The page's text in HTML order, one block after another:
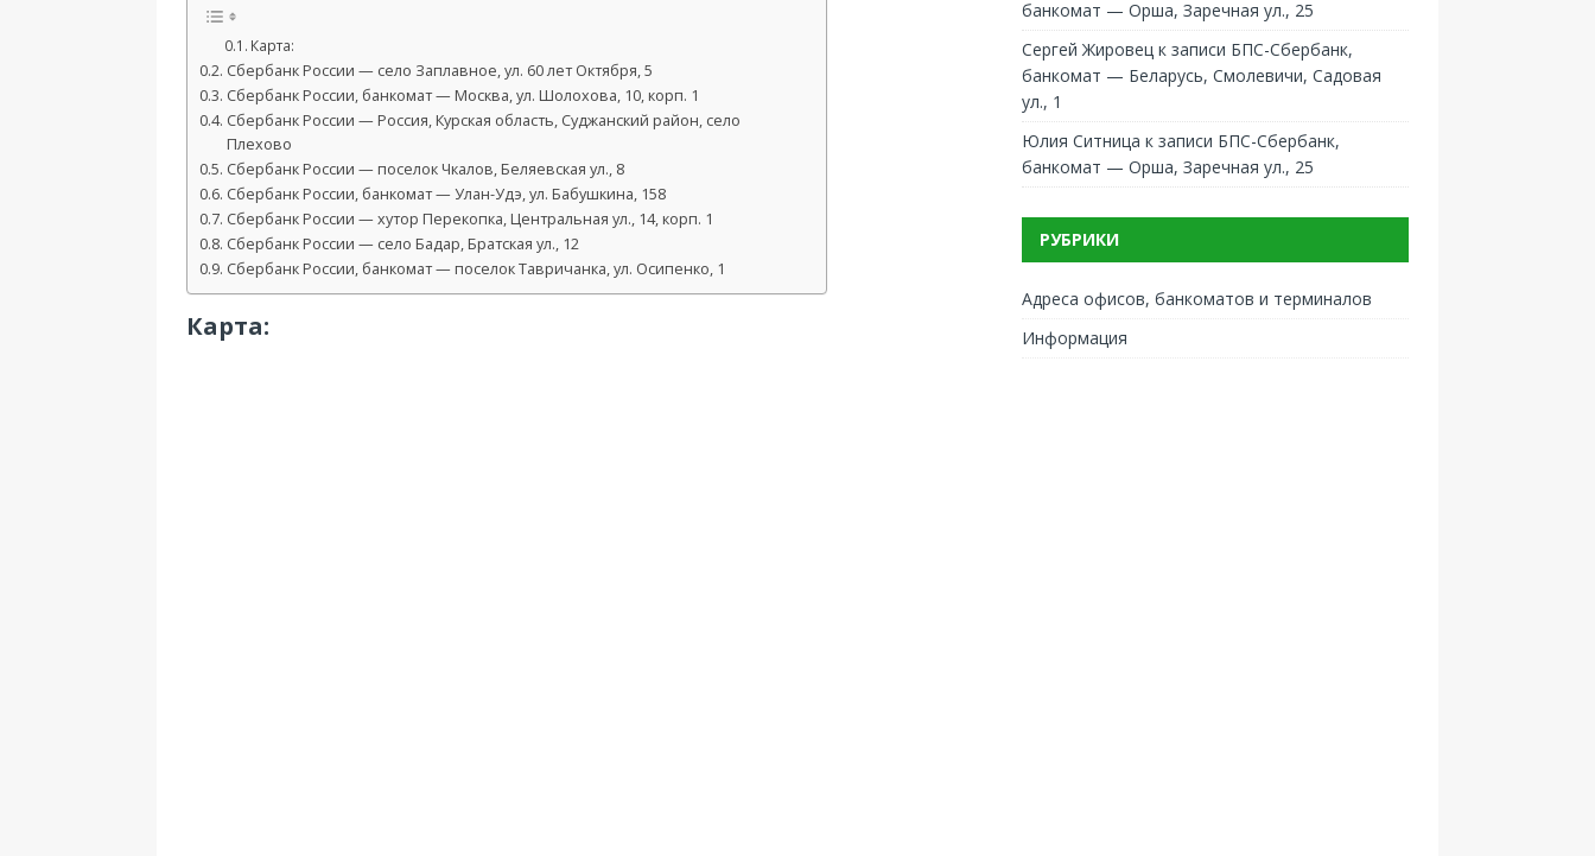
Карта:
Сбербанк России — село Заплавное, ул. 60 лет Октября, 5
Сбербанк России, банкомат — Москва, ул. Шолохова, 10, корп. 1
Сбербанк России — Россия, Курская область, Суджанский район, село
Плехово
Сбербанк России — поселок Чкалов, Беляевская ул., 8
Сбербанк России, банкомат — Улан-Удэ, ул. Бабушкина, 158
Сбербанк России — хутор Перекопка, Центральная ул., 14, корп. 1
Сбербанк России — село Бадар, Братская ул., 12
Сбербанк России, банкомат — поселок Тавричанка, ул. Осипенко, 1
Карта:
банкомат — Орша, Заречная ул., 25
Сергей Жировец к записи БПС-Сбербанк,
банкомат — Беларусь, Смолевичи, Садовая
ул., 1
Юлия Ситница к записи БПС-Сбербанк,
банкомат — Орша, Заречная ул., 25
РУБРИКИ
Адреса офисов, банкоматов и терминалов
Информация